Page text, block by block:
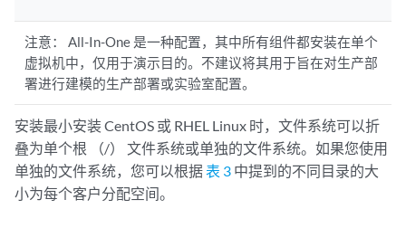
注意：
All-In-One 是一种配置，其中所有组件都安装在单个
虚拟机中，仅用于演示目的。不建议将其用于旨在对生产部
署进行建模的生产部署或实验室配置。
安装最小安装 CentOS 或 RHEL Linux 时，文件系统可以折
叠为单个根 （/） 文件系统或单独的文件系统。如果您使用
单独的文件系统，您可以根据表 3 中提到的不同目录的大
小为每个客户分配空间。